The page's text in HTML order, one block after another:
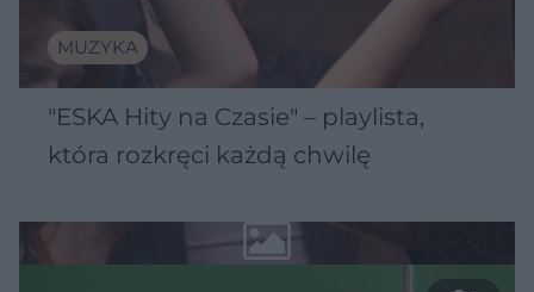
MUZYKA
"ESKA Hity na Czasie" – playlista,
która rozkręci każdą chwilę